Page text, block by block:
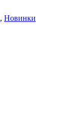
, Новинки